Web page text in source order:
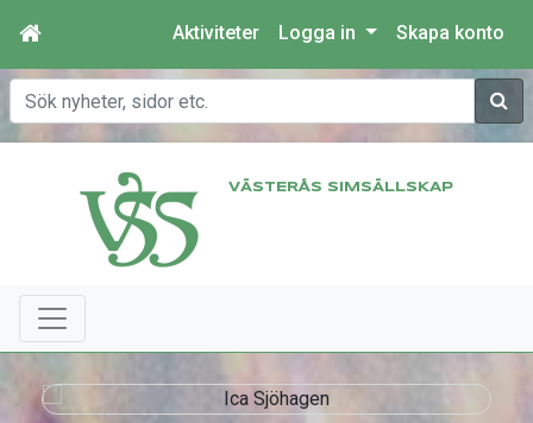
Aktiviteter Logga in Skapa konto
Sök
VÄSTERÅS SIMSÄLLSKAP